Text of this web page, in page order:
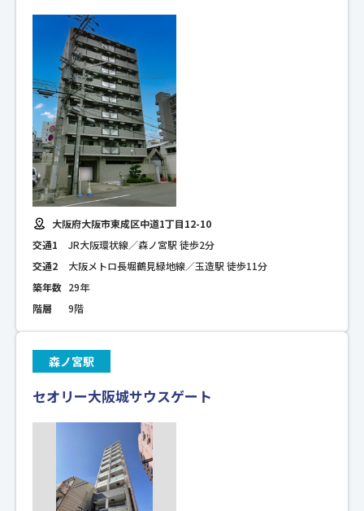
大阪府大阪市東成区中道1丁目12-10
交通1
JR大阪環状線／森ノ宮駅 徒歩2分
交通2
大阪メトロ長堀鶴見緑地線／玉造駅 徒歩11分
築年数 29年
階層
9階
森ノ宮駅
セオリー大阪城サウスゲート